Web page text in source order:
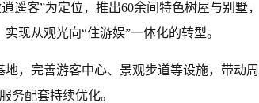
遥客”为定位，推出60余间特色树屋与别墅，
现从观光向“住游娱”一体化的转型。
，完善游客中心、景观步道等设施，带动周
务配套持续优化。